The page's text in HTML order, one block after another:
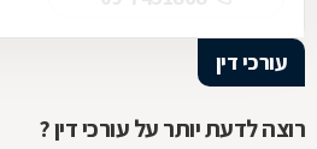
עורכי דין
רוצה לדעת יותר על עורכי דין ?